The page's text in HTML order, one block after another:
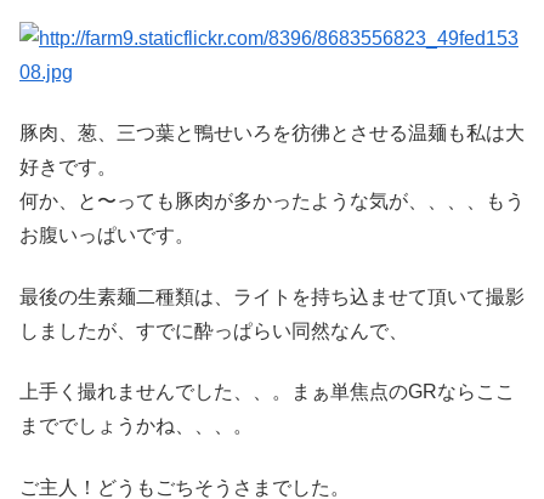
豚肉、葱、三つ葉と鴨せいろを彷彿とさせる温麺も私は大
好きです。
何か、と〜っても豚肉が多かったような気が、、、、もう
お腹いっぱいです。
最後の生素麺二種類は、ライトを持ち込ませて頂いて撮影
しましたが、すでに酔っぱらい同然なんで、
上手く撮れませんでした、、。まぁ単焦点のGRならここ
まででしょうかね、、、。
ご主人！どうもごちそうさまでした。